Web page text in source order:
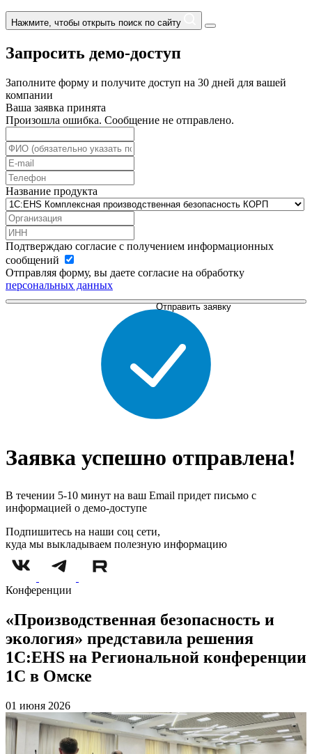
Нажмите, чтобы открыть поиск по сайту
Запросить демо-доступ
Заполните форму и получите доступ на 30 дней для вашей
компании
Ваша заявка принята
Произошла ошибка. Сообщение не отправлено.
Название продукта
Подтверждаю согласие с получением информационных
сообщений
Отправляя форму, вы даете согласие на обработку
персональных данных
Отправить заявку
Заявка успешно отправлена!
В течении 5-10 минут на ваш Email придет письмо с
информацией о демо-доступе
Подпишитесь на наши соц сети,
куда мы выкладываем полезную информацию
Конференции
«Производственная безопасность и
экология» представила решения
1С:EHS на Региональной конференции
1С в Омске
01 июня 2026